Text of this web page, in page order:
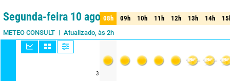
1 dia 3 dias 7 dias 15 dias Fiabilidade 90%
Segunda-feira 10 ago
METEO CONSULT Atualizado, às 2h
3
08h 09h 10h 11h 12h 13h 14h
08h 09h 10h 11h 12h 13h 14h